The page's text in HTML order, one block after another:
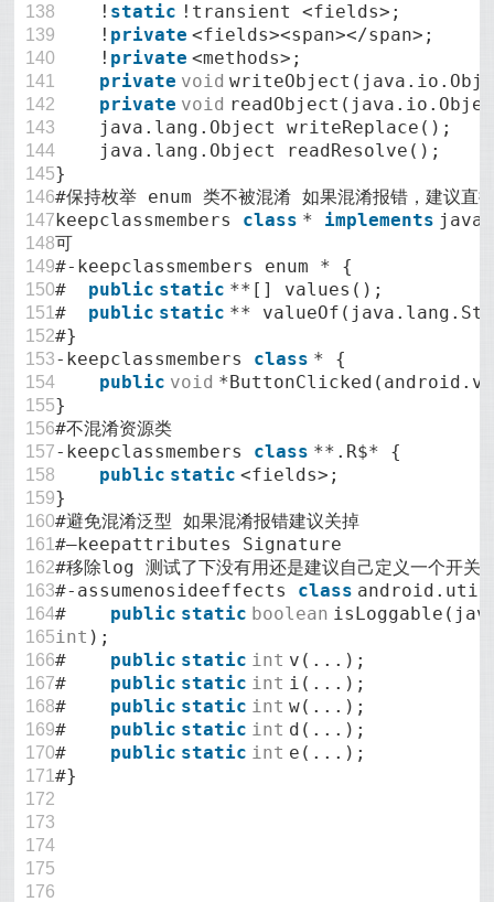
138
139
140
141
142
143
144
145
146
147
148
149
150
151
152
153
154
155
156
157
158
159
160
161
162
163
164
165
166
167
168
169
170
171
172
173
174
175
176
! static !transient <fields>;
! private <fields><span></span>;
! private <methods>;
private void
private void
java.lang.Object writeReplace();
java.lang.Object readResolve();
}
#保持枚举 enum 类不被混淆 如果混淆报错，建议直
keepclassmembers class * implements
可
#-keepclassmembers enum * {
# public static **[] values();
# public static **
#}
-keepclassmembers class * {
public void
}
#不混淆资源类
-keepclassmembers class **.R$* {
public static <fields>;
}
#避免混淆泛型 如果混淆报错建议关掉
#–keepattributes Signature
#移除log 测试了下没有用还是建议自己定义一个开关
#-assumenosideeffects class
# public static boolean
int );
# public static int v(...);
# public static int i(...);
# public static int w(...);
# public static int d(...);
# public static int e(...);
#}